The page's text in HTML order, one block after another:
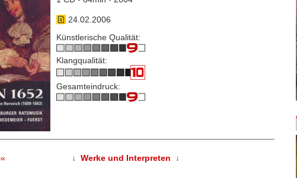
24.02.2006
Künstlerische Qualität:
Klangqualität:
Gesamteindruck:
↓ Werke und Interpreten ↓